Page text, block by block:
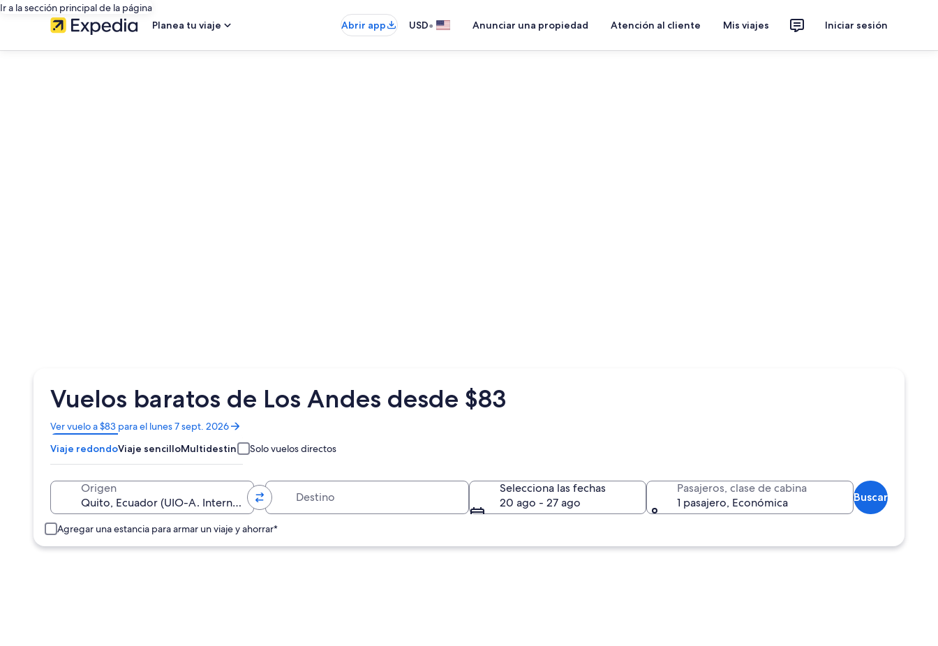
Ir a la sección principal de la página
Planea tu viaje
Abrir app USD• Anunciar una propiedad Atención al cliente Mis viajes Iniciar sesión
Vuelos baratos de Los Andes desde $83
Ver vuelo a $83 para el lunes 7 sept. 2026
Se
abrirá
en
una
ventana
Viaje redondoViaje sencilloMultidestino Solo vuelos directos
Origen
Selecciona las fechas
20 ago - 27 ago
Pasajeros, clase de cabina
1 pasajero, Económica
Buscar
Agregar una estancia para armar un viaje y ahorrar*